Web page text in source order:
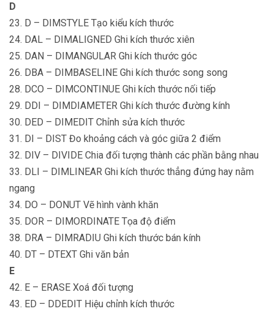
D
23. D – DIMSTYLE Tạo kiểu kích thước
24. DAL – DIMALIGNED Ghi kích thước xiên
25. DAN – DIMANGULAR Ghi kích thước góc
26. DBA – DIMBASELINE Ghi kích thước song song
28. DCO – DIMCONTINUE Ghi kích thước nối tiếp
29. DDI – DIMDIAMETER Ghi kích thước đường kính
30. DED – DIMEDIT Chỉnh sửa kích thước
31. DI – DIST Đo khoảng cách và góc giữa 2 điểm
32. DIV – DIVIDE Chia đối tượng thành các phần bằng nhau
33. DLI – DIMLINEAR Ghi kích thước thẳng đứng hay nằm
ngang
34. DO – DONUT Vẽ hình vành khăn
35. DOR – DIMORDINATE Tọa độ điểm
38. DRA – DIMRADIU Ghi kích thước bán kính
40. DT – DTEXT Ghi văn bản
E
42. E – ERASE Xoá đối tượng
43. ED – DDEDIT Hiệu chỉnh kích thước